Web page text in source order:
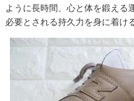
ように長時間、心と体を鍛える
必要とされる持久力を身に着け